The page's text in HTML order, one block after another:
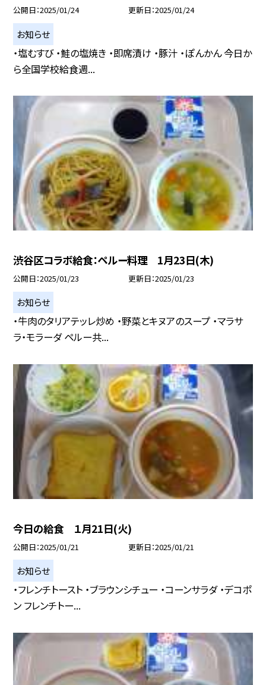
公開日 2025/01/24 更新日 2025/01/24
お知らせ
・塩むすび ・鮭の塩焼き ・即席漬け ・豚汁 ・ぽんかん 今日か
ら全国学校給食週...
渋谷区コラボ給食：ペルー料理 1月23日(木)
公開日 2025/01/23 更新日 2025/01/23
お知らせ
・牛肉のタリアテッレ炒め ・野菜とキヌアのスープ ・マラサ
ラ・モラーダ ペルー共...
今日の給食 １月21日(火)
公開日 2025/01/21 更新日 2025/01/21
お知らせ
・フレンチトースト ・ブラウンシチュー ・コーンサラダ ・デコポ
ン フレンチトー...